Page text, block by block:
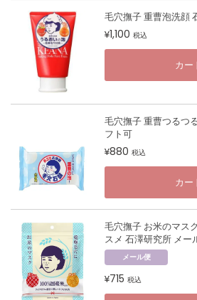
毛穴撫子 重曹泡洗顔
¥1,100 税込
カー
毛穴撫子 重曹つるつ
フト可
¥880 税込
カー
毛穴撫子 お米のマス
スメ 石澤研究所 メー
メール便
¥715 税込